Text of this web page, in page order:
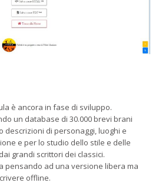
è ancora in fase di sviluppo.
un database di 30.000 brevi brani
descrizioni di personaggi, luoghi e
e per lo studio dello stile e delle
grandi scrittori dei classici.
pensando ad una versione libera ma
offline.